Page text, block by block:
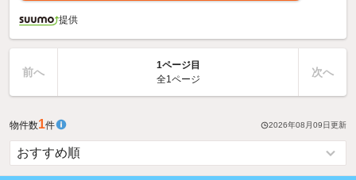
提供
前へ
1ページ目
全1ページ
次へ
物件数1件 2026年08月09日 更新